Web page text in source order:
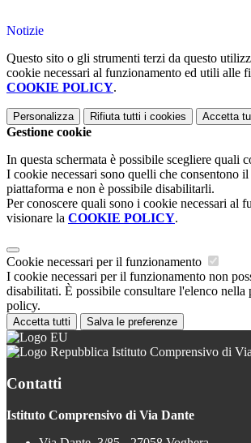
Notizie
Questo sito o gli strumenti terzi da questo
cookie necessari al funzionamento ed utili alle
COOKIE POLICY.
Personalizza Rifiuta tutti i cookies Accetta
Gestione cookie
In questa schermata è possibile scegliere quali
I cookie necessari sono quelli che consentono
piattaforma e non è possibile disabilitarli.
Per conoscere quali sono i cookie necessari al
visionare la COOKIE POLICY.
Cookie necessari per il funzionamento
I cookie necessari per il funzionamento non
disabilitati. È possibile consultare l'elenco nella
policy.
Accetta tutti Salva le preferenze
Istituto Comprensivo di
Contatti
Istituto Comprensivo di Via Dante